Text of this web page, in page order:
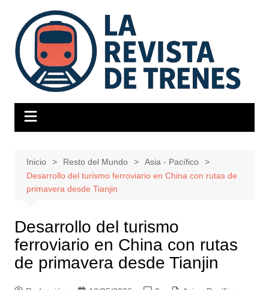
contenido
Inicio Resto del Mundo
Asia - Pacífico
Desarrollo del turismo ferroviario en China con rutas de
primavera desde Tianjin
Desarrollo del turismo
ferroviario en China con rutas
de primavera desde Tianjin